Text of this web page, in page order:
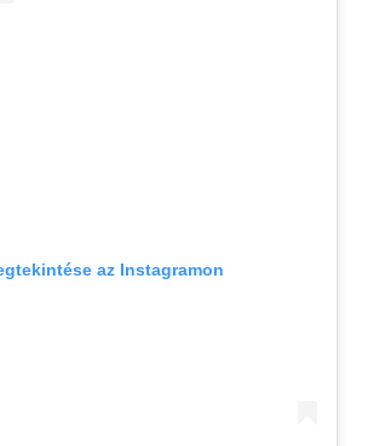
az Instagramon